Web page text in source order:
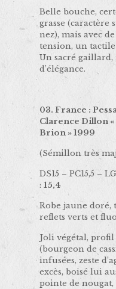
Belle bouche,
grasse (caractère
nez), mais avec
tension, un
Un sacré
d’élégance.
03. France :
Clarence Dillon
Brion » 1999
(Sémillon très
DS15 – PC15,5 –
:15,4
Robe jaune doré,
reflets verts et
Joli végétal,
(bourgeon de
infusées, zeste
excès, boisé lui
pointe de